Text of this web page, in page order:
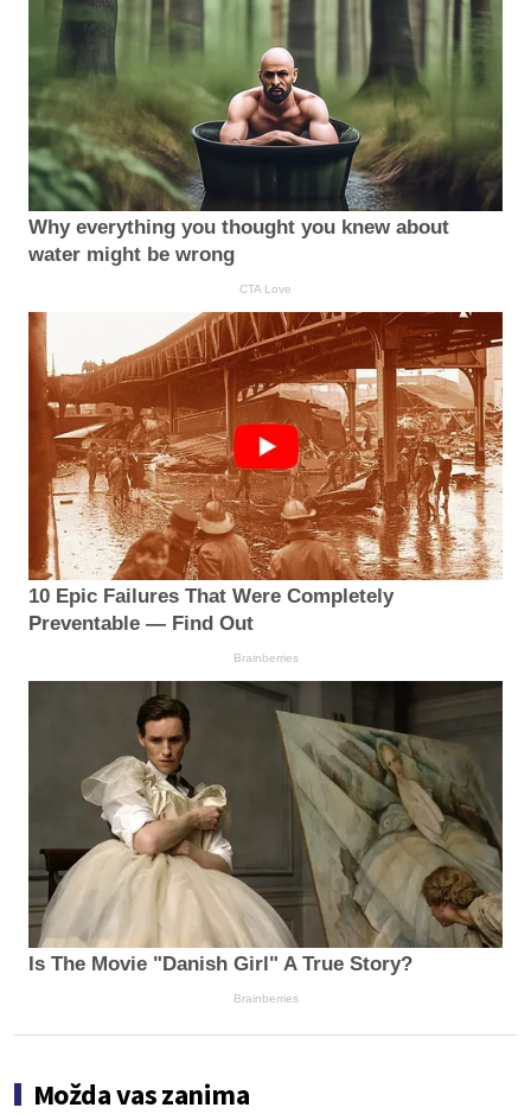
Why everything you thought you knew about
water might be wrong
CTA Love
10 Epic Failures That Were Completely
Preventable — Find Out
Brainberries
Is The Movie "Danish Girl" A True Story?
Brainberries
Možda vas zanima